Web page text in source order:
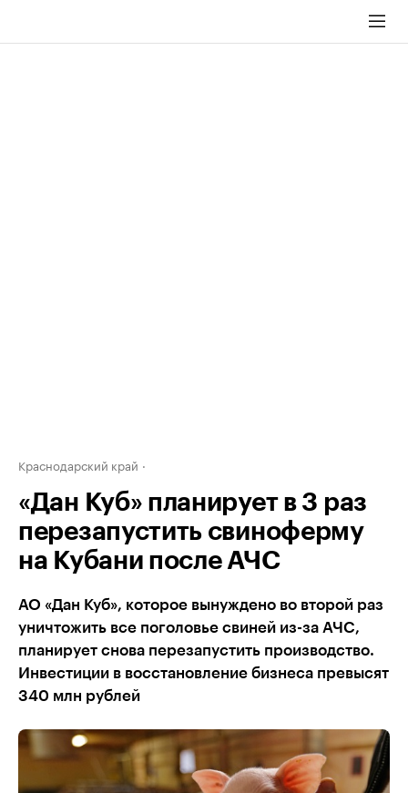
Краснодарский край
«Дан Куб» планирует в 3 раз
перезапустить свиноферму
на Кубани после АЧС
АО «Дан Куб», которое вынуждено во второй раз
уничтожить все поголовье свиней из-за АЧС,
планирует снова перезапустить производство.
Инвестиции в восстановление бизнеса превысят
340 млн рублей